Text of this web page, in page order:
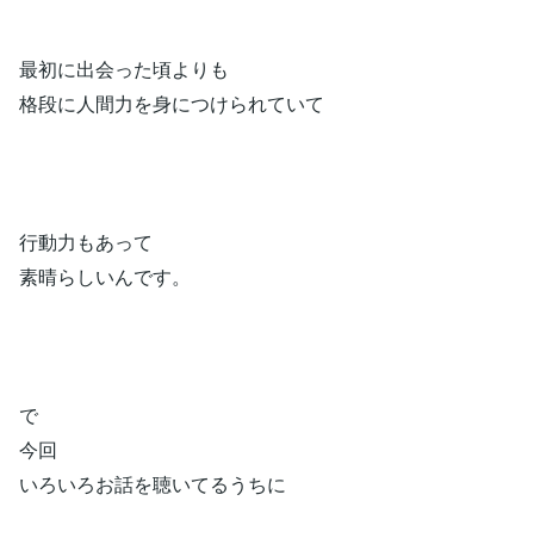
最初に出会った頃よりも
格段に人間力を身につけられていて
行動力もあって
素晴らしいんです。
で
今回
いろいろお話を聴いてるうちに